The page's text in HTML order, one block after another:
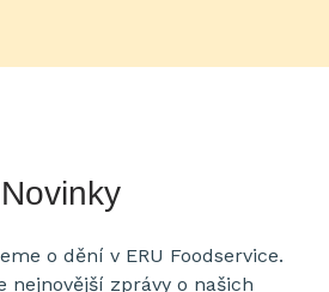
Novinky
o dění v ERU Foodservice.
nejnovější zprávy o našich